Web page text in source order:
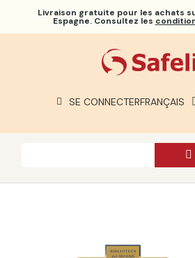
Livraison gratuite pour les achats
Espagne. Consultez les
SE CONNECTERFRANÇAIS
À PROPOS DE NOUS